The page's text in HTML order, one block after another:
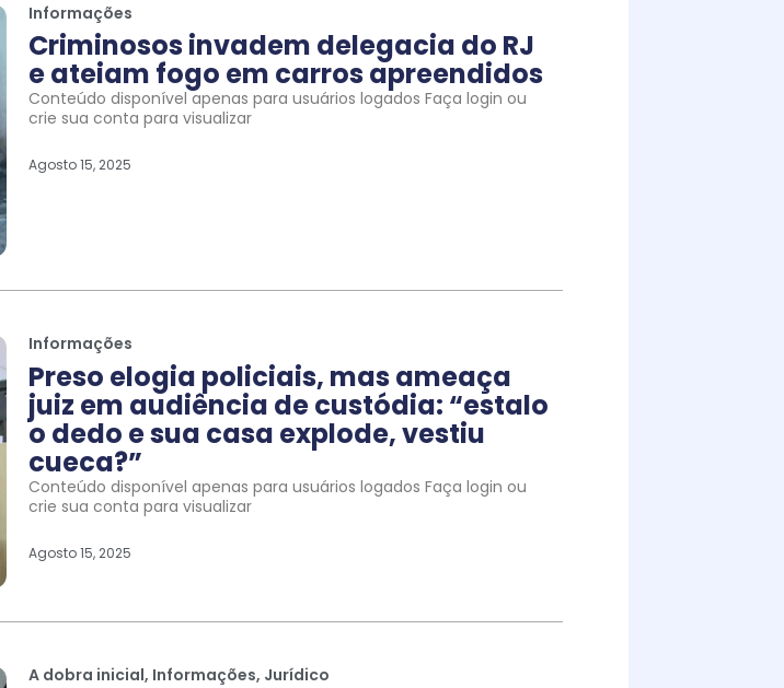
Informações
Criminosos invadem delegacia do RJ
e ateiam fogo em carros apreendidos
Conteúdo disponível apenas para usuários logados Faça login ou
crie sua conta para visualizar
Agosto 15, 2025
Informações
Preso elogia policiais, mas ameaça
juiz em audiência de custódia: “estalo
o dedo e sua casa explode, vestiu
cueca?”
Conteúdo disponível apenas para usuários logados Faça login ou
crie sua conta para visualizar
Agosto 15, 2025
A dobra inicial, Informações, Jurídico